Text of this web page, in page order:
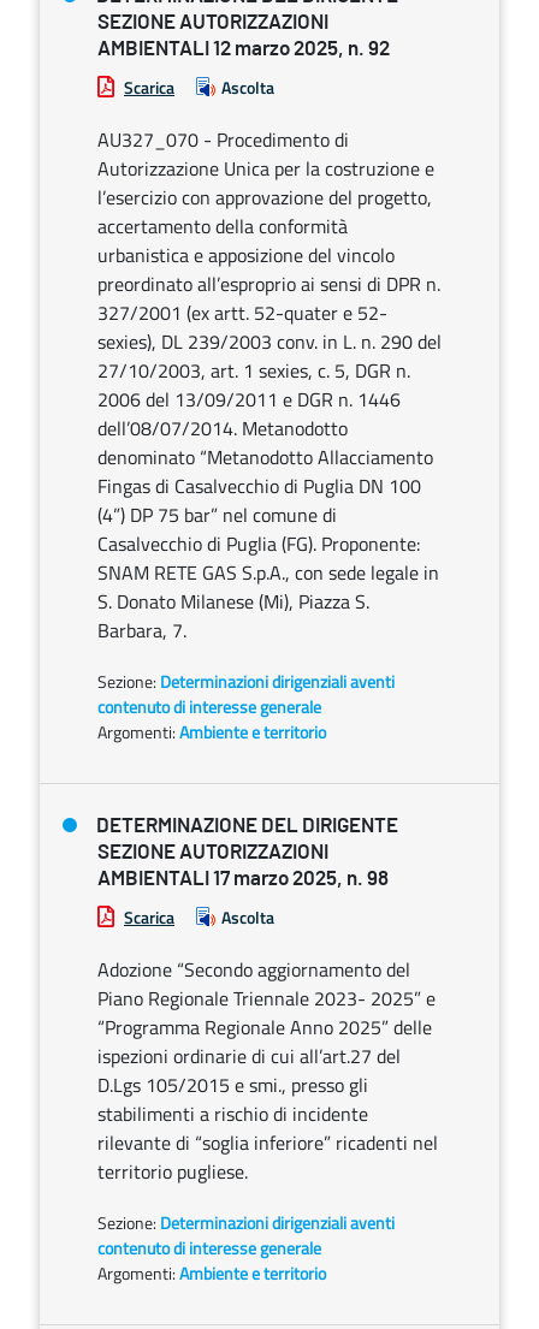
SEZIONE AUTORIZZAZIONI
AMBIENTALI 12 marzo 2025, n. 92
Scarica Ascolta
AU327_070 - Procedimento di
Autorizzazione Unica per la costruzione e
l’esercizio con approvazione del progetto,
accertamento della conformità
urbanistica e apposizione del vincolo
preordinato all’esproprio ai sensi di DPR n.
327/2001 (ex artt. 52-quater e 52-
sexies), DL 239/2003 conv. in L. n. 290 del
27/10/2003, art. 1 sexies, c. 5, DGR n.
2006 del 13/09/2011 e DGR n. 1446
dell’08/07/2014. Metanodotto
denominato “Metanodotto Allacciamento
Fingas di Casalvecchio di Puglia DN 100
(4”) DP 75 bar” nel comune di
Casalvecchio di Puglia (FG). Proponente:
SNAM RETE GAS S.p.A., con sede legale in
S. Donato Milanese (Mi), Piazza S.
Barbara, 7.
Sezione: Determinazioni dirigenziali aventi
contenuto di interesse generale
Argomenti:Ambiente e territorio
DETERMINAZIONE DEL DIRIGENTE
SEZIONE AUTORIZZAZIONI
AMBIENTALI 17 marzo 2025, n. 98
Scarica Ascolta
Adozione “Secondo aggiornamento del
Piano Regionale Triennale 2023- 2025” e
“Programma Regionale Anno 2025” delle
ispezioni ordinarie di cui all’art.27 del
D.Lgs 105/2015 e smi., presso gli
stabilimenti a rischio di incidente
rilevante di “soglia inferiore” ricadenti nel
territorio pugliese.
Sezione: Determinazioni dirigenziali aventi
contenuto di interesse generale
Argomenti:Ambiente e territorio